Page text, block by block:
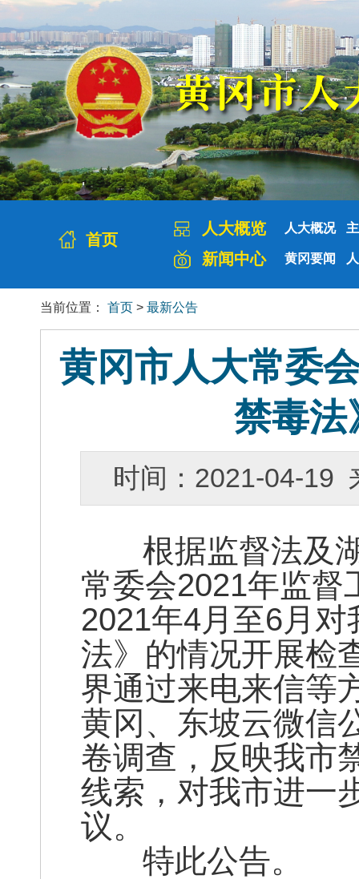
首页
人大概览 人大概况
新闻中心 黄冈要闻
当前位置： 首页 > 最新公告
黄冈市人大常委
禁毒法
时间：2021-04-
根据监督法及湖
常委会2021年监督
2021年4月至6月
法》的情况开展检
界通过来电来信等
黄冈、东坡云微信
卷调查，反映我市
线索，对我市进一
议。
特此公告。